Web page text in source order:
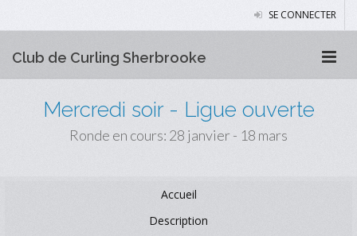
SE CONNECTER
Club de Curling Sherbrooke
Mercredi soir - Ligue ouverte
Ronde en cours: 28 janvier - 18 mars
Accueil
Description